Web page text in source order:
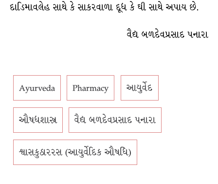
દાડિમાવલેહ સાથે કે સાકરવાળા દૂધ કે ઘી સાથે અપાય છે.
વૈદ્ય બળદેવપ્રસાદ પનારા
Ayurveda Pharmacy આયુર્વેદ
ઔષધશાસ્ત્ર વૈદ્ય બળદેવપ્રસાદ પનારા
શ્વાસકુઠારરસ (આયુર્વેદિક ઔષધિ)